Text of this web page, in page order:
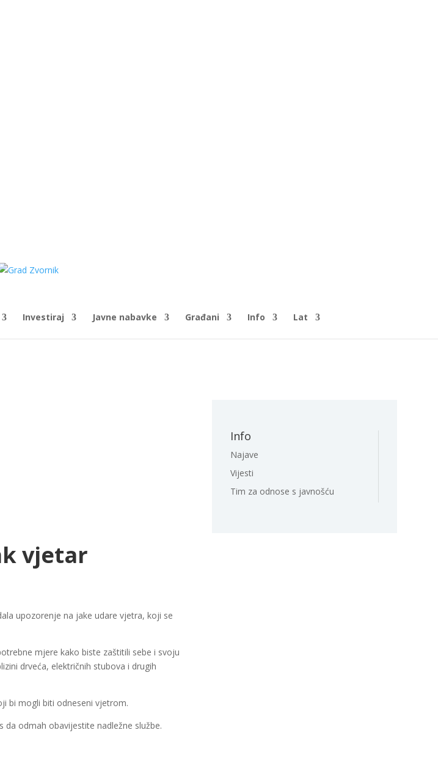
Investiraj Javne nabavke Građani Info Lat
vjetar
upozorenje na jake udare vjetra, koji se
mjere kako biste zaštitili sebe i svoju
drveća, električnih stubova i drugih
bi mogli biti odneseni vjetrom.
odmah obavijestite nadležne službe.
Info
Najave
Vijesti
Tim za odnose s javnošću